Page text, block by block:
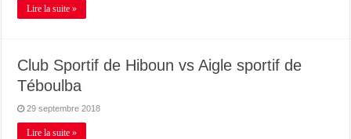
Lire la suite »
Club Sportif de Hiboun vs Aigle sportif de
Téboulba
29 septembre 2018
Lire la suite »